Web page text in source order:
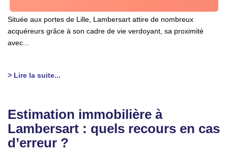
Située aux portes de Lille, Lambersart attire de nombreux
acquéreurs grâce à son cadre de vie verdoyant, sa proximité
avec...
> Lire la suite...
Estimation immobilière à
Lambersart : quels recours en cas
d’erreur ?